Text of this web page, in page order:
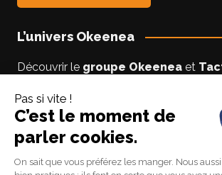
L’univers Okeenea
Découvrir le groupe Okeeneaet
Vous êtes un usager non-voyant ou
Suivez le blogAccessibilite-DV
par
experte accessibilité.